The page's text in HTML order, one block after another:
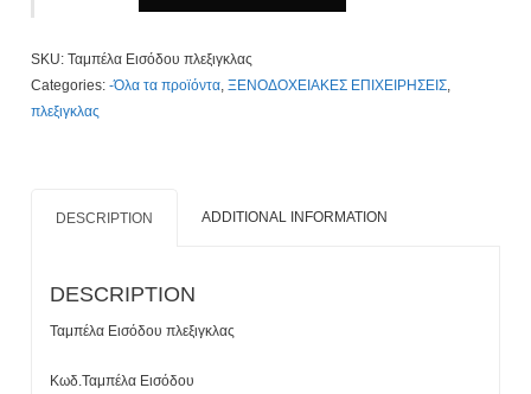
Εκτύπωση
Τιμοκατάλογος
Κλίκ
SKU:Ταμπέλα Εισόδου πλεξιγκλας
Categories:-Όλα τα προϊόντα,ΞΕΝΟΔΟΧΕΙΑΚΕΣ ΕΠΙΧΕΙΡΗΣΕΙΣ,
πλεξιγκλας
DESCRIPTION ADDITIONAL INFORMATION
DESCRIPTION
Ταμπέλα Εισόδου πλεξιγκλας
Κωδ.Ταμπέλα Εισόδου